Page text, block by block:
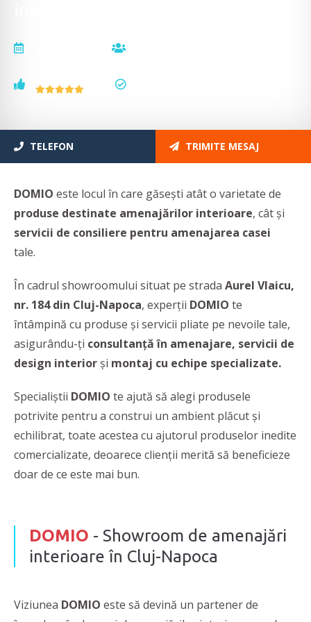
TELEFON TRIMITE MESAJ
DOMIO este locul în care găsești atât o varietate de
produse destinate amenajărilor interioare, cât şi
servicii de consiliere pentru amenajarea casei
tale.
În cadrul showroomului situat pe strada Aurel Vlaicu,
nr. 184 din Cluj-Napoca, experții DOMIO te
întâmpină cu produse și servicii pliate pe nevoile tale,
asigurându-ți consultanță în amenajare, servicii de
design interior și montaj cu echipe specializate.
Specialiștii DOMIO te ajută să alegi produsele
potrivite pentru a construi un ambient plăcut și
echilibrat, toate acestea cu ajutorul produselor inedite
comercializate, deoarece clienţii merită să beneficieze
doar de ce este mai bun.
DOMIO - Showroom de amenajări
interioare în Cluj-Napoca
Viziunea DOMIO este să devină un partener de